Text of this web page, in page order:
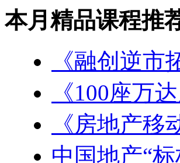
本月精品课程推
《融创逆
《100座万
《房地产
中国地产“